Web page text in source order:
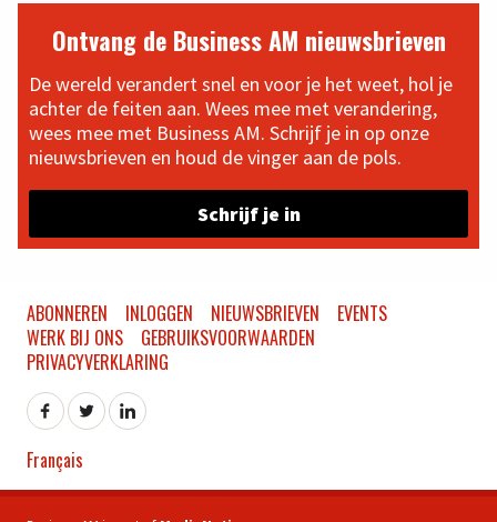
Ontvang de Business AM nieuwsbrieven
De wereld verandert snel en voor je het weet, hol je
achter de feiten aan. Wees mee met verandering,
wees mee met Business AM. Schrijf je in op onze
nieuwsbrieven en houd de vinger aan de pols.
Schrijf je in
ABONNEREN INLOGGEN NIEUWSBRIEVEN
EVENTS
WERK BIJ ONS
GEBRUIKSVOORWAARDEN
PRIVACYVERKLARING
Français